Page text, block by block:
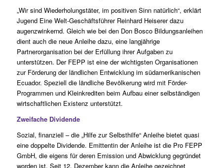
„Wir sind Wiederholungstäter, im positiven Sinn natürlich“, erklärt
Jugend Eine Welt-Geschäftsführer Reinhard Heiserer dazu
augenzwinkernd. Gleich wie bei den Don Bosco Bildungsanleihen
dient auch die neue Anleihe dazu, eine langjährige
Partnerorganisation bei der Erfüllung ihrer Aufgaben zu
unterstützen. Der FEPP ist eine der wichtigsten Organisationen
zur Förderung der ländlichen Entwicklung im südamerikanischen
Ecuador. Speziell die ländliche Bevölkerung wird mit Förder-
Programmen und Kleinkrediten beim Aufbau einer selbständigen
wirtschaftlichen Existenz unterstützt.
Zweifache Dividende
Sozial, finanziell – die „Hilfe zur Selbsthilfe“ Anleihe bietet quasi
eine doppelte Dividende. Emittentin der Anleihe ist die Pro FEPP
GmbH, die eigens für deren Emission und Abwicklung gegründet
worden ist. Seit 12. Dezember kann die Anleihe gezeichnet